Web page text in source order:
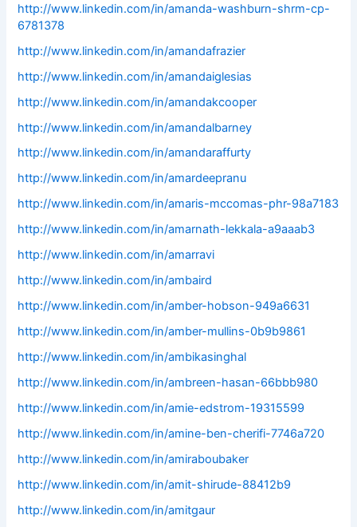
http://www.linkedin.com/in/amanda-washburn-shrm-cp-
6781378
http://www.linkedin.com/in/amandafrazier
http://www.linkedin.com/in/amandaiglesias
http://www.linkedin.com/in/amandakcooper
http://www.linkedin.com/in/amandalbarney
http://www.linkedin.com/in/amandaraffurty
http://www.linkedin.com/in/amardeepranu
http://www.linkedin.com/in/amaris-mccomas-phr-98a7183
http://www.linkedin.com/in/amarnath-lekkala-a9aaab3
http://www.linkedin.com/in/amarravi
http://www.linkedin.com/in/ambaird
http://www.linkedin.com/in/amber-hobson-949a6631
http://www.linkedin.com/in/amber-mullins-0b9b9861
http://www.linkedin.com/in/ambikasinghal
http://www.linkedin.com/in/ambreen-hasan-66bbb980
http://www.linkedin.com/in/amie-edstrom-19315599
http://www.linkedin.com/in/amine-ben-cherifi-7746a720
http://www.linkedin.com/in/amiraboubaker
http://www.linkedin.com/in/amit-shirude-88412b9
http://www.linkedin.com/in/amitgaur